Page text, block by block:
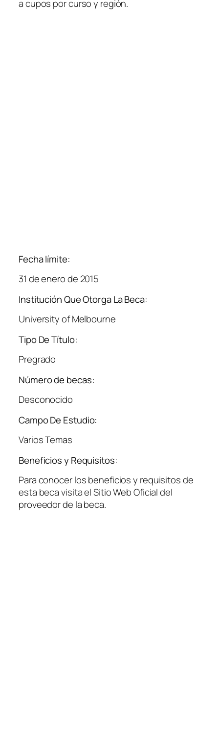
a cupos por curso y región.
Fecha límite:
31 de enero de 2015
Institución Que Otorga La Beca:
University of Melbourne
Tipo De Título:
Pregrado
Número de becas:
Desconocido
Campo De Estudio:
Varios Temas
Beneficios y Requisitos:
Para conocer los beneficios y requisitos de
esta beca visita el Sitio Web Oficial del
proveedor de la beca.